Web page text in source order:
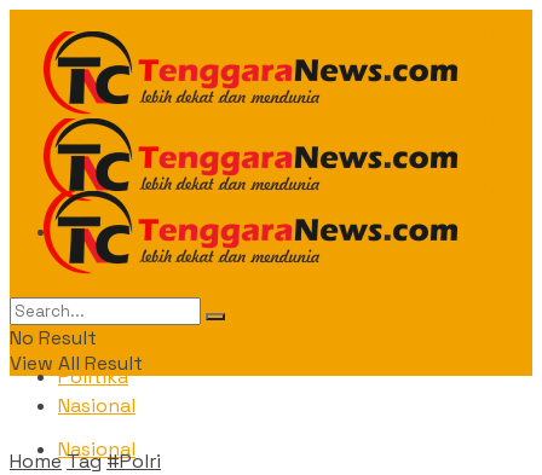
Daerah
Politika
Nasional
Daerah
Politika
Nasional
No Result
View All Result
HomeTag#Polri